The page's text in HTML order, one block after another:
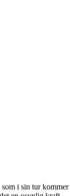
som i sin tur kommer